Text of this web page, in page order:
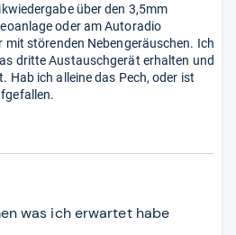
über den 3,5mm
oder am Autoradio
störenden Nebengeräuschen. Ich
dritte Austauschgerät erhalten und
Hab ich alleine das Pech, oder ist
was ich erwartet habe